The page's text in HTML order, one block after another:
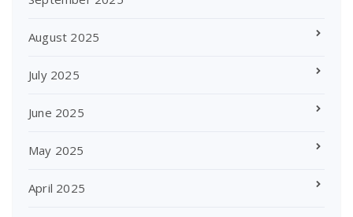
August 2025
July 2025
June 2025
May 2025
April 2025